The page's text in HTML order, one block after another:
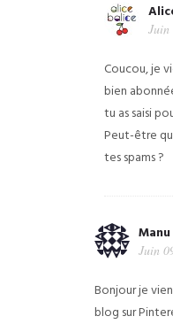
Juin
Coucou, je
bien
tu as saisi
Peut-être
tes spams ?
Juin
Bonjour je
blog sur